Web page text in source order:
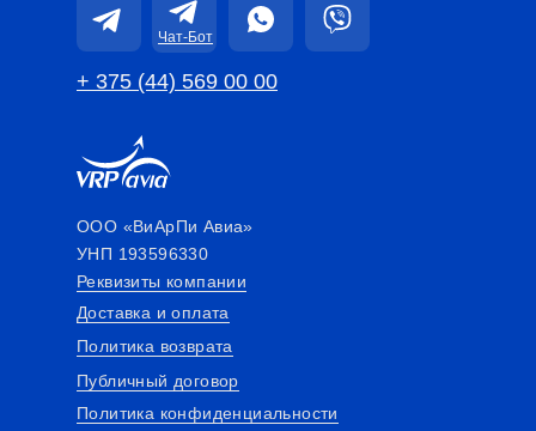
Чат-Бот
ООО «ВиАрПи Авиа»
УНП 193596330
Реквизиты компании
Политика конфиденциальности
+ 375 (44) 569 00 00
Доставка и оплата
Политика возврата
Публичный договор